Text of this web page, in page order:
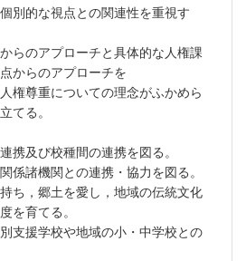
的な視点との関連性を重視す
のアプローチと具体的な人権課
からのアプローチを
重についての理念がふかめら
てる。
及び校種間の連携を図る。
機関との連携・協力を図る。
，郷土を愛し，地域の伝統文化
を育てる。
援学校や地域の小・中学校との